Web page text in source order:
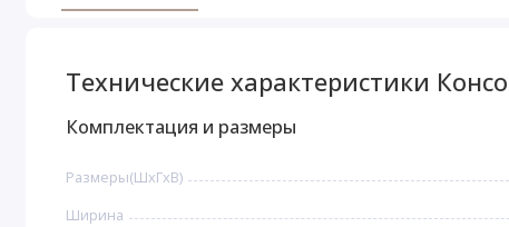
Технические характеристики
Комплектация и размеры
Размеры(ШxГxВ)
Ширина